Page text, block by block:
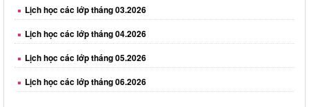
Lịch học các lớp tháng 04.2026
Lịch học các lớp tháng 05.2026
Lịch học các lớp tháng 06.2026